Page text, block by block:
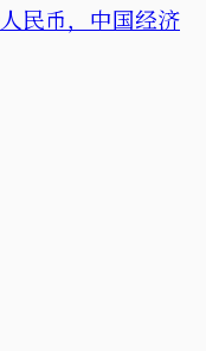
民币，中国经济